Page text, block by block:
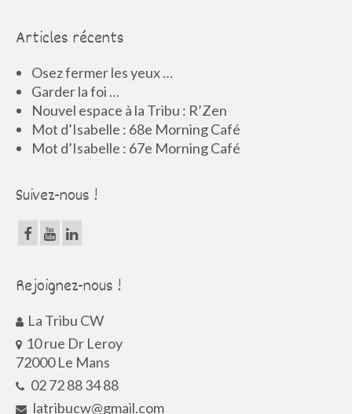
Articles récents
Osez fermer les yeux …
Garder la foi …
Nouvel espace à la Tribu : R’Zen
Mot d’Isabelle : 68e Morning Café
Mot d’Isabelle : 67e Morning Café
Suivez-nous !
Rejoignez-nous !
La Tribu CW
10 rue Dr Leroy
72000 Le Mans
02 72 88 34 88
latribucw@gmail.com